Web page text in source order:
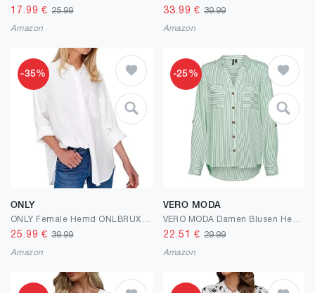
17.99 €25.99
Amazon
33.99 € 39.99
Amazon
-35%
ONLY
25.99 €39.99
Amazon
-25%
VERO MODA
22.51 € 29.99
Amazon